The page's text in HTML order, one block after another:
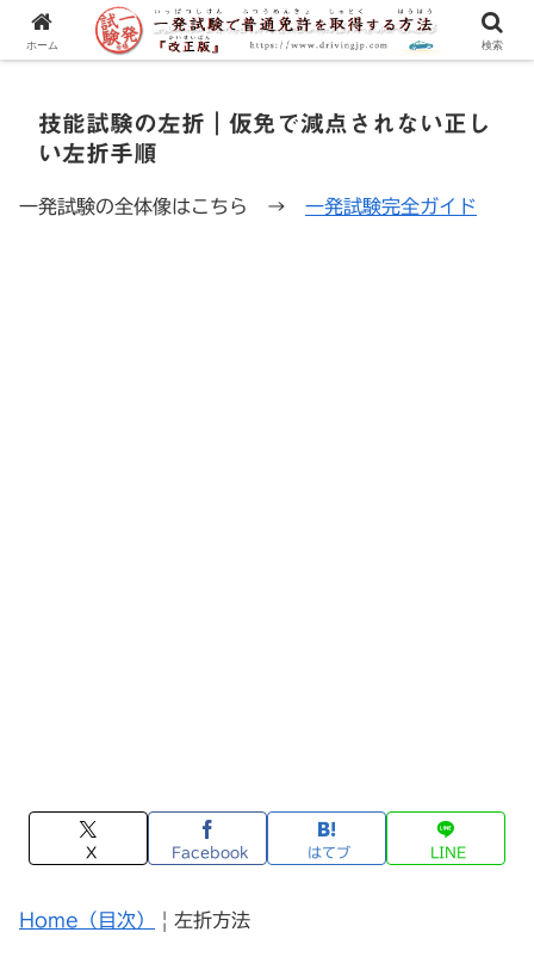
一発試験の流れから合格のコツまで、徹底解説！
技能試験の左折｜仮免で減点されない正し
い左折手順
一発試験の全体像はこちら → 一発試験完全ガイド
X Facebook はてブ LINE
Home（目次） | 左折方法
ホーム 検索